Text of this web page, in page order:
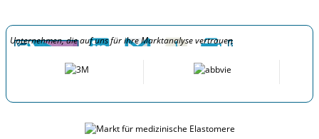
Unternehmen, die auf uns für ihre Marktanalyse vertrauen